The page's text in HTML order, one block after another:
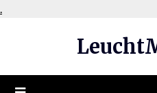
.